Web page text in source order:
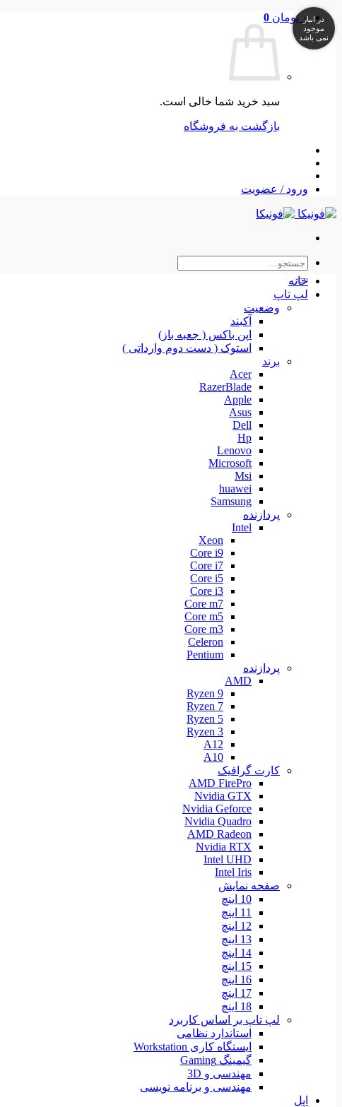
Skip
to
content
۰ تومان 0
سبد خرید شما خالی است.
بازگشت به فروشگاه
ورود / عضویت
جستجو
برای:
خانه
لپ تاپ
وضعیت
آکبند
اپن باکس ( جعبه باز)
استوک ( دست دوم وارداتی )
برند
Acer
RazerBlade
Apple
Asus
Dell
Hp
Lenovo
Microsoft
Msi
huawei
Samsung
پردازنده
Intel
Xeon
Core i9
Core i7
Core i5
Core i3
Core m7
Core m5
Core m3
Celeron
Pentium
پردازنده
AMD
Ryzen 9
Ryzen 7
Ryzen 5
Ryzen 3
A12
A10
کارت گرافیک
AMD FirePro
Nvidia GTX
Nvidia Geforce
Nvidia Quadro
AMD Radeon
Nvidia RTX
Intel UHD
Intel Iris
صفحه نمایش
10 اینچ
11 اینچ
12 اینچ
13 اینچ
14 اینچ
15 اینچ
16 اینچ
17 اینچ
18 اینچ
لپ تاپ بر اساس کاربرد
استاندارد نظامی
ایستگاه کاری Workstation
گیمینگ Gaming
مهندسی و 3D
مهندسی و برنامه نویسی
اپل
در انبار
موجود
نمی باشد